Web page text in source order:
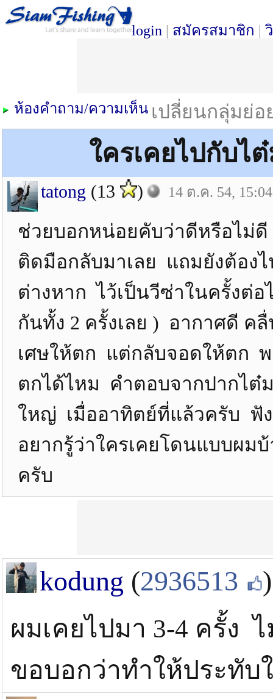
login | สมัครสมาชิก |
เปลี่ยนกลุ่มย่
ห้องคำถาม/ความเห็น
ใครเคยไปกับไ
tatong (13 ) 14 ต.ค. 54, 15:04
ช่วยบอกหน่อยคับว่าดีหรือไม่
ติดมือกลับมาเลย แถมยังต้อง
ต่างหาก ไว้เป็นวีซ่าในครั้งต่
กันทั้ง 2 ครั้งเลย ) อากาศดี
เศษให้ตก แต่กลับจอดให้ตก
ตกได้ไหม คำตอบจากปากไต๋
ใหญ่ เมื่ออาทิตย์ที่แล้วครับ ฟั
อยากรู้ว่าใครเคยโดนแบบผม
ครับ
kodung (2936513 )
ผมเคยไปมา 3-4 ครั้ง
ขอบอกว่าทำให้ประทั